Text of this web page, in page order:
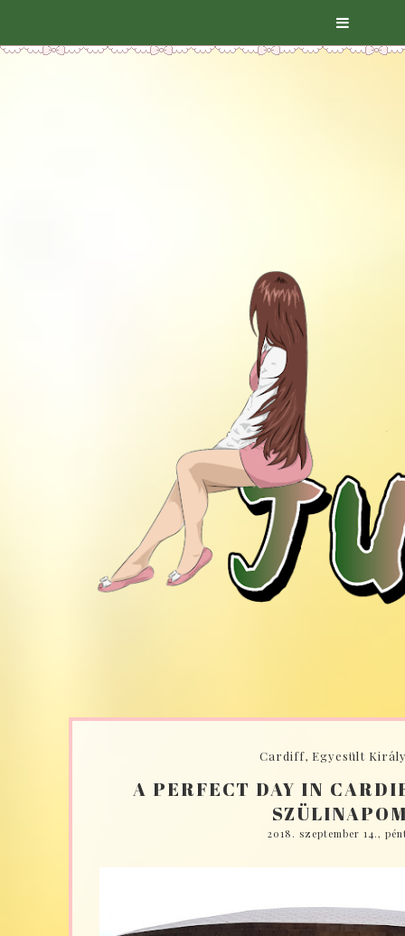
Cardiff, Egyesült
A PERFECT DAY IN
2018. szeptember 14.,